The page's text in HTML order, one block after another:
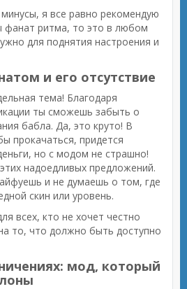
я все равно рекомендую
фанат ритма, то это в любом
для поднятия настроения и
и его отсутствие
тема! Благодаря
ты сможешь забыть о
бабла. Да, это круто! В
прокачаться, придется
но с модом не страшно!
надоедливых предложений.
и не думаешь о том, где
скин или уровень.
всех, кто не хочет честно
то, что должно быть доступно
мод, который